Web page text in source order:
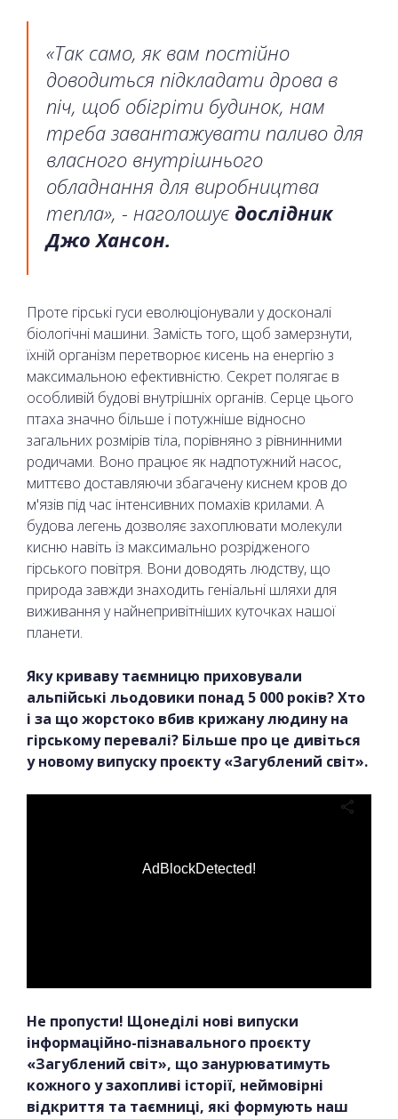
«Так само, як вам постійно
доводиться підкладати дрова в
піч, щоб обігріти будинок, нам
треба завантажувати паливо для
власного внутрішнього
обладнання для виробництва
тепла», - наголошує дослідник
Джо Хансон.
Проте гірські гуси еволюціонували у досконалі
біологічні машини. Замість того, щоб замерзнути,
їхній організм перетворює кисень на енергію з
максимальною ефективністю. Секрет полягає в
особливій будові внутрішніх органів. Серце цього
птаха значно більше і потужніше відносно
загальних розмірів тіла, порівняно з рівнинними
родичами. Воно працює як надпотужний насос,
миттєво доставляючи збагачену киснем кров до
м'язів під час інтенсивних помахів крилами. А
будова легень дозволяє захоплювати молекули
кисню навіть із максимально розрідженого
гірського повітря. Вони доводять людству, що
природа завжди знаходить геніальні шляхи для
виживання у найнепривітніших куточках нашої
планети.
Яку криваву таємницю приховували
альпійські льодовики понад 5 000 років? Хто
і за що жорстоко вбив крижану людину на
гірському перевалі? Більше про це дивіться
у новому випуску проєкту «Загублений світ».
AdBlockDetected!
Не пропусти! Щонеділі нові випуски
інформаційно-пізнавального проєкту
«Загублений світ», що занурюватимуть
кожного у захопливі історії, неймовірні
відкриття та таємниці, які формують наш